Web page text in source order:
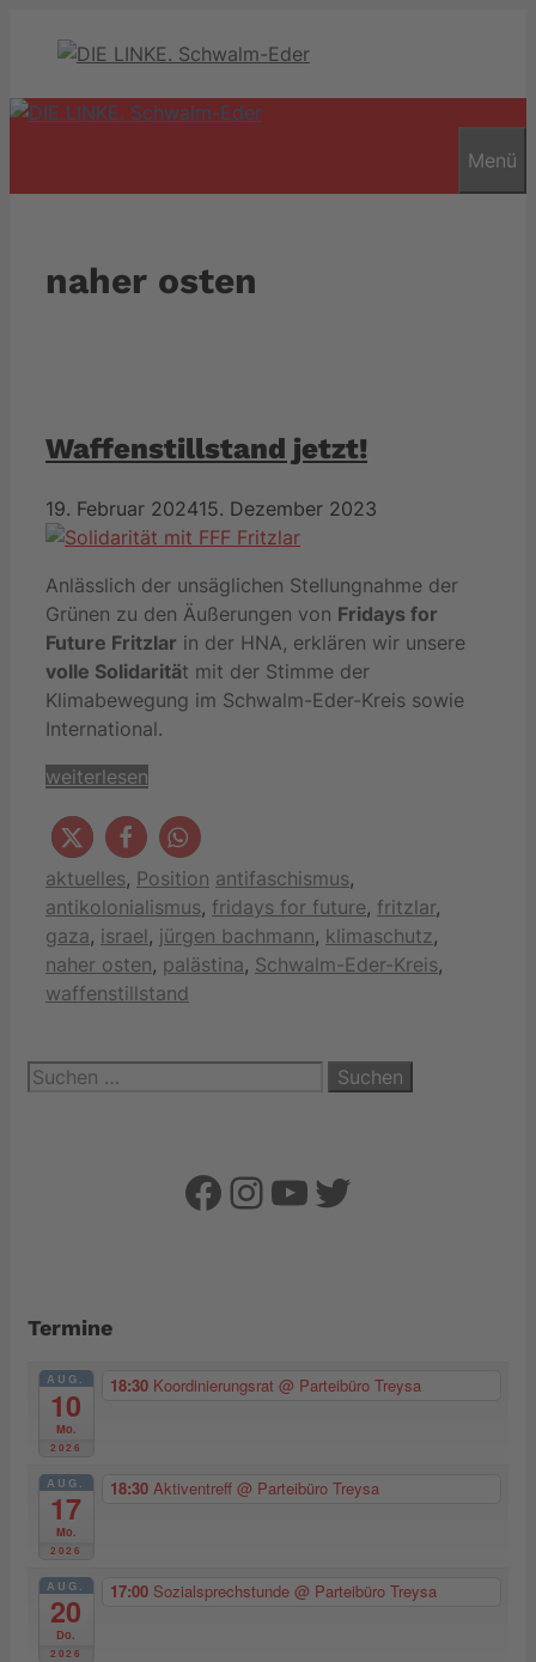
Menü
naher osten
Waffenstillstand jetzt!
19. Februar 202415. Dezember 2023
Anlässlich der unsäglichen Stellungnahme der
Grünen zu den Äußerungen von Fridays for
Future Fritzlar in der HNA, erklären wir unsere
volle Solidarität mit der Stimme der
Klimabewegung im Schwalm-Eder-Kreis sowie
International.
weiterlesen
Kategorien
aktuelles, Position Schlagwörter
antifaschismus,
antikolonialismus, fridays for future, fritzlar,
gaza, israel, jürgen bachmann, klimaschutz,
naher osten, palästina, Schwalm-Eder-Kreis,
waffenstillstand
Suchen
nach:
Facebook
Instagram
YouTube
Twitter
Termine
AUG.
10
Mo.
2026
18:30 Koordinierungsrat @ Parteibüro Treysa
AUG.
17
Mo.
2026
18:30 Aktiventreff @ Parteibüro Treysa
AUG.
20
Do.
2026
17:00 Sozialsprechstunde @ Parteibüro Treysa